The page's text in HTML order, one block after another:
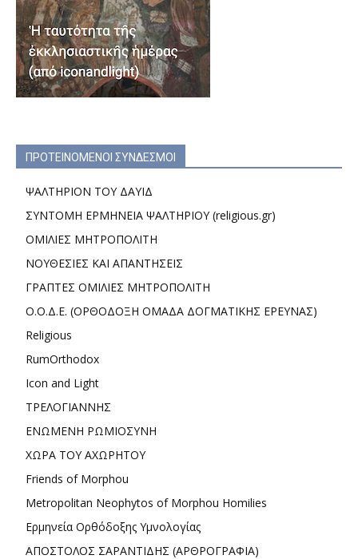
ΠΡΟΤΕΙΝΟΜΕΝΟΙ ΣΥΝΔΕΣΜΟΙ
ΨΑΛΤΗΡΙΟΝ ΤΟΥ ΔΑΥΙΔ
ΣΥΝΤΟΜΗ ΕΡΜΗΝΕΙΑ ΨΑΛΤΗΡΙΟΥ (religious.gr)
ΟΜΙΛΙΕΣ ΜΗΤΡΟΠΟΛΙΤΗ
ΝΟΥΘΕΣΙΕΣ ΚΑΙ ΑΠΑΝΤΗΣΕΙΣ
ΓΡΑΠΤΕΣ ΟΜΙΛΙΕΣ ΜΗΤΡΟΠΟΛΙΤΗ
Ο.Ο.Δ.Ε. (ΟΡΘΟΔΟΞΗ ΟΜΑΔΑ ΔΟΓΜΑΤΙΚΗΣ ΕΡΕΥΝΑΣ)
Religious
RumOrthodox
Icon and Light
ΤΡΕΛΟΓΙΑΝΝΗΣ
ΕΝΩΜΕΝΗ ΡΩΜΙΟΣΥΝΗ
ΧΩΡΑ ΤΟΥ ΑΧΩΡΗΤΟΥ
Friends of Morphou
Metropolitan Neophytos of Morphou Homilies
Ερμηνεία Ορθόδοξης Υμνολογίας
ΑΠΟΣΤΟΛΟΣ ΣΑΡΑΝΤΙΔΗΣ (ΑΡΘΡΟΓΡΑΦΙΑ)